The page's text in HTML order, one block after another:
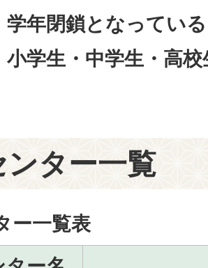
学年閉鎖となってい
小学生・中学生・高
ンター一覧
ー一覧表